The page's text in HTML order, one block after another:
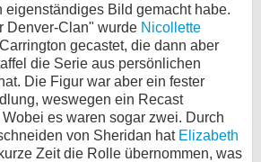
eigenständiges Bild gemacht habe.
Denver-Clan" wurde Nicollette
gecastet, die dann aber
die Serie aus persönlichen
Die Figur war aber ein fester
weswegen ein Recast
es waren sogar zwei. Durch
von Sheridan hat Elizabeth
Zeit die Rolle übernommen, was